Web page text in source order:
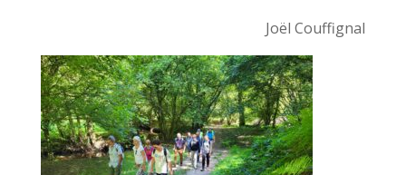
Joël Couffignal